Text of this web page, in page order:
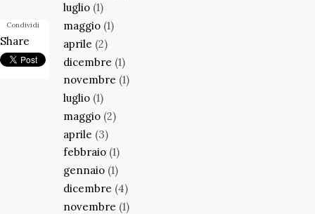
luglio (1)
maggio (1)
aprile (2)
dicembre (1)
novembre (1)
luglio (1)
maggio (2)
aprile (3)
febbraio (1)
gennaio (1)
dicembre (4)
novembre (1)
Condividi
Share